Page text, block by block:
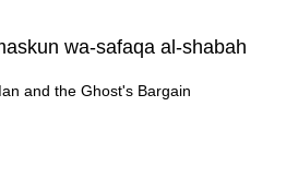
wa-safaqa al-shabah
and the Ghost's Bargain